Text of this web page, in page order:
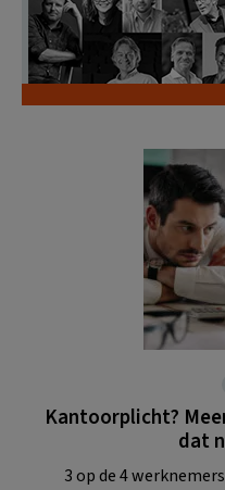
Kantoorplicht?
dat
3 op de 4